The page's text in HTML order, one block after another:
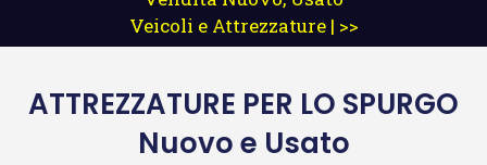
Veicoli e Attrezzature | >>
ATTREZZATURE PER LO SPURGO
Nuovo e Usato